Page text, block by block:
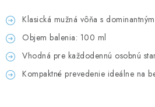
ZAREGISTRUJTE SA
OBCHODNÉ PODMIENKY
Klasická mužná vôňa s
Objem balenia: 100 ml
Vhodná pre každodennú osobnú
Kompaktné prevedenie ideálne na